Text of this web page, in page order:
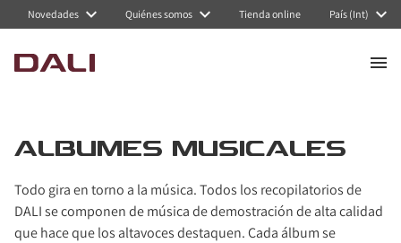
Novedades Quiénes somos Tienda online País (Int)
ÁLBUMES MUSICALES
Todo gira en torno a la música. Todos los recopilatorios de
DALI se componen de música de demostración de alta calidad
que hace que los altavoces destaquen. Cada álbum se
Navigated to Álbumes musicales